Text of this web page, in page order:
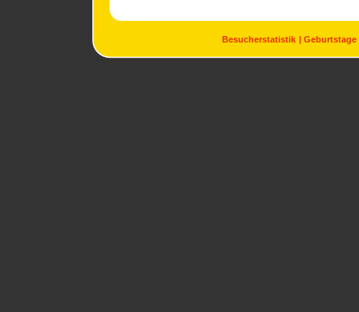
Besucherstatistik Geburtstage